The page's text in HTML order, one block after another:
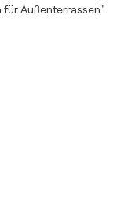
Außenterrassen"